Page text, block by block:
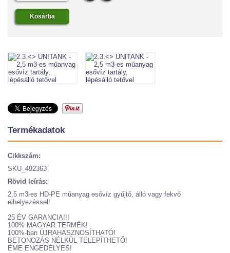
Termékadatok
Cikkszám:
SKU_492363
Rövid leírás:
2,5 m3-es HD-PE műanyag esővíz gyűjtő, álló vagy fekvő
elhelyezéssel!
25 ÉV GARANCIA!!!
100% MAGYAR TERMÉK!
100%-ban ÚJRAHASZNOSÍTHATÓ!
BETONOZÁS NÉLKÜL TELEPÍTHETŐ!
ÉME ENGEDÉLYES!